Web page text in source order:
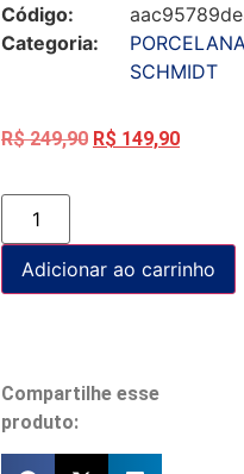
Código:
Categoria:
SCHMIDT
R$249,90 R$ 149,90
Adicionar ao carrinho
Compartilhe esse
produto: